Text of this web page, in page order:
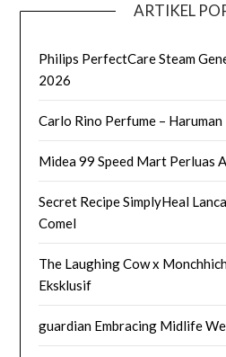
ARTIKEL
Philips PerfectCare Steam
2026
Carlo Rino Perfume –
Midea 99 Speed Mart Perluas
Secret Recipe SimplyHeal
Comel
The Laughing Cow x
Eksklusif
guardian Embracing Midlife